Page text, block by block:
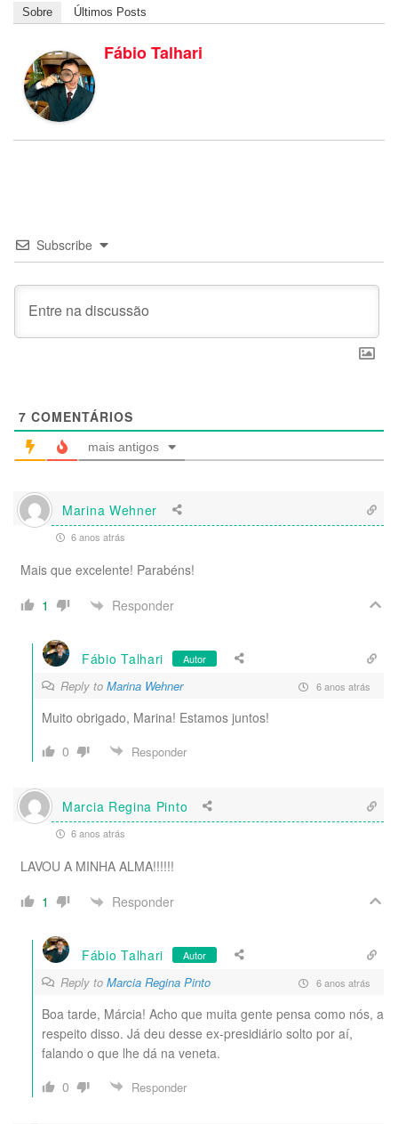
Sobre Últimos Posts
Fábio Talhari
Subscribe
7 COMENTÁRIOS
mais antigos
Marina Wehner
6 anos atrás
Mais que excelente! Parabéns!
1
Responder
Fábio Talhari Autor
Reply to Marina Wehner 6 anos atrás
Muito obrigado, Marina! Estamos juntos!
0
Responder
Marcia Regina Pinto
6 anos atrás
LAVOU A MINHA ALMA!!!!!!
1
Responder
Fábio Talhari Autor
Reply to Marcia Regina Pinto 6 anos atrás
Boa tarde, Márcia! Acho que muita gente pensa como nós, a
respeito disso. Já deu desse ex-presidiário solto por aí,
falando o que lhe dá na veneta.
0
Responder